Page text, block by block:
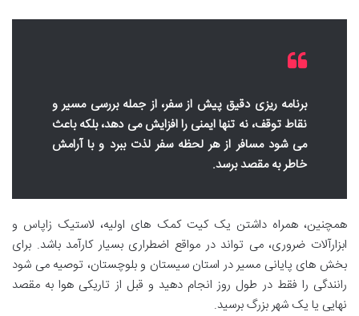
برنامه ریزی دقیق پیش از سفر، از جمله بررسی مسیر و
نقاط توقف، نه تنها ایمنی را افزایش می دهد، بلکه باعث
می شود مسافر از هر لحظه سفر لذت ببرد و با آرامش
خاطر به مقصد برسد.
همچنین، همراه داشتن یک کیت کمک های اولیه، لاستیک زاپاس و
ابزارآلات ضروری، می تواند در مواقع اضطراری بسیار کارآمد باشد. برای
بخش های پایانی مسیر در استان سیستان و بلوچستان، توصیه می شود
رانندگی را فقط در طول روز انجام دهید و قبل از تاریکی هوا به مقصد
نهایی یا یک شهر بزرگ برسید.